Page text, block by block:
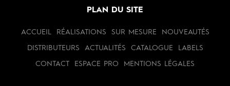
PLAN DU SITE
ACCUEIL RÉALISATIONS SUR MESURE NOUVEAUTÉS
DISTRIBUTEURS ACTUALITÉS CATALOGUE LABELS
CONTACT ESPACE PRO MENTIONS LÉGALES